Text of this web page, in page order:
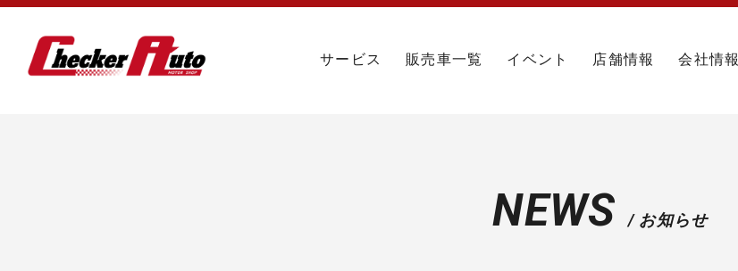
サービス 販売車一覧 イベント 店舗情報 会社情報
NEWS / お知らせ